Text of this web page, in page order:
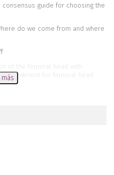
guide for choosing the
do we come from and where
of the femoral head with
treatment for femoral head
hiatus and localization of